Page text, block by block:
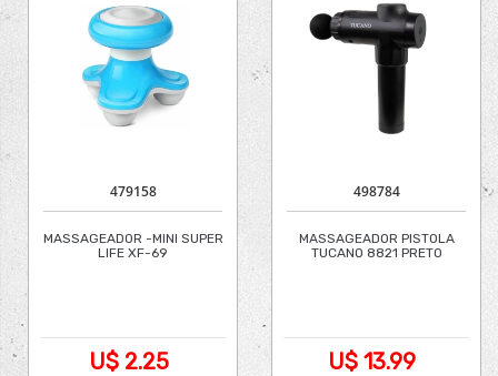
479158
MASSAGEADOR -MINI SUPER
LIFE XF-69
U$ 2.25
498784
MASSAGEADOR PISTOLA
TUCANO 8821 PRETO
U$ 13.99